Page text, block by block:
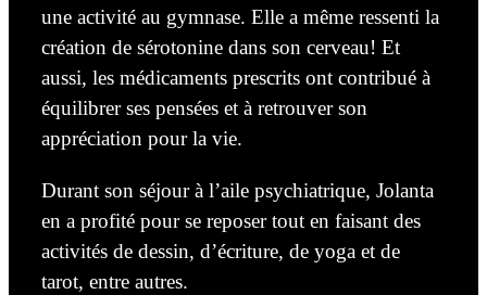
une activité au gymnase. Elle a même ressenti la
création de sérotonine dans son cerveau! Et
aussi, les médicaments prescrits ont contribué à
équilibrer ses pensées et à retrouver son
appréciation pour la vie.
Durant son séjour à l’aile psychiatrique, Jolanta
en a profité pour se reposer tout en faisant des
activités de dessin, d’écriture, de yoga et de
tarot, entre autres.